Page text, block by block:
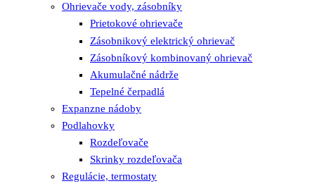
Ohrievače vody, zásobníky
Prietokové ohrievače
Zásobnikový elektrický ohrievač
Zásobníkový kombinovaný ohrievač
Akumulačné nádrže
Tepelné čerpadlá
Expanzne nádoby
Podlahovky
Rozdeľovače
Skrinky rozdeľovača
Regulácie, termostaty